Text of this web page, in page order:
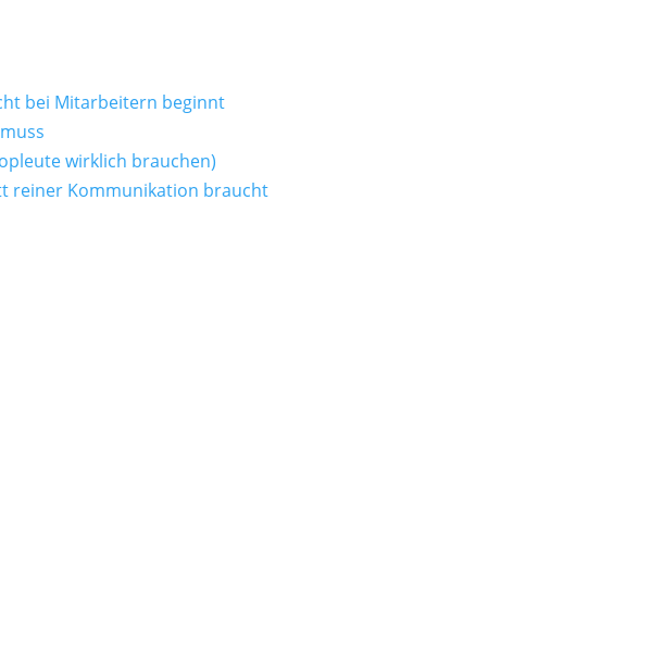
bei Mitarbeitern beginnt
wirklich brauchen)
reiner Kommunikation braucht